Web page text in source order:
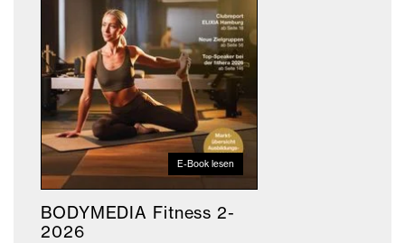
E-Book lesen
BODYMEDIA Fitness 2-
2026